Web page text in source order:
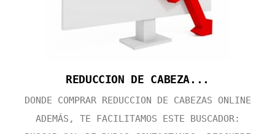
REDUCCION DE CABEZA...
DONDE COMPRAR REDUCCION DE CABEZAS ONLINE
ADEMÁS, TE FACILITAMOS ESTE BUSCADOR: